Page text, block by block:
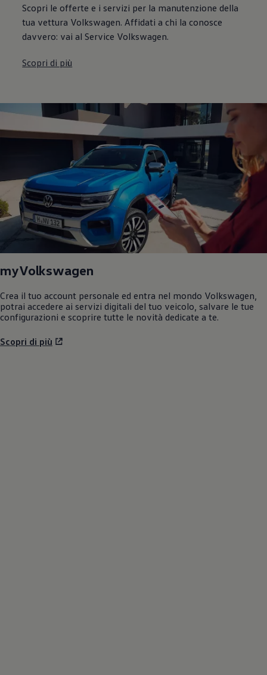
Scopri le offerte e i servizi per la manutenzione della
tua vettura Volkswagen. Affidati a chi la conosce
davvero: vai al Service Volkswagen.
Scopri di più
myVolkswagen
Crea il tuo account personale ed entra nel mondo Volkswagen
potrai accedere ai servizi digitali del tuo veicolo, salvare le tue
configurazioni e scoprire tutte le novità dedicate a te.
Scopri di più